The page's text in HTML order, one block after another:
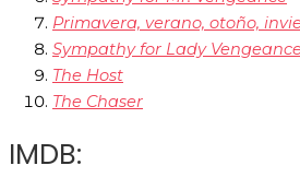
Primavera, verano, otoño,
Sympathy for Lady
The Host
The Chaser
IMDB: